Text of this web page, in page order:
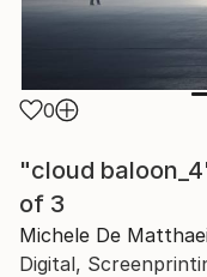
0
"cloud
of 3
Michele De
Digital,